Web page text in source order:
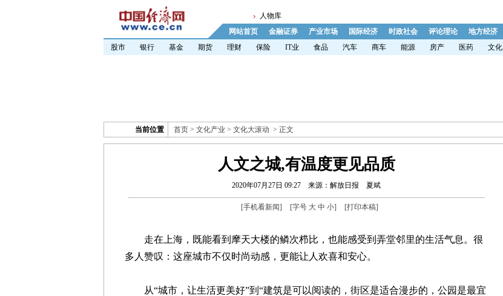
人物库
网站首页
金融证券 产业市场 国际经济 时政社会 评论理论 地方经济
股市
银行 基金 期货 理财 保险 IT业 食品 汽车 商车 能源 房产 医药 文化
当前位置 首页 > 文化产业 > 文化大滚动 > 正文
人文之城,有温度更见品质
2020年07月27日 09:27 来源：解放日报 夏斌
[手机看新闻] [字号 大 中 小] [打印本稿]
走在上海，既能看到摩天大楼的鳞次栉比，也能感受到弄堂邻里的生活气息。很
多人赞叹：这座城市不仅时尚动感，更能让人欢喜和安心。
从“城市，让生活更美好”到“建筑是可以阅读的，街区是适合漫步的，公园是最宜